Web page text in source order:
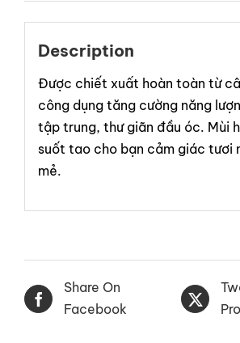
Description
Được chiết xuất hoàn toàn từ
công dụng tăng cường năng
tập trung, thư giãn đầu óc. Mùi
suốt tao cho bạn cảm giác tươi
mẻ.
Share On
Facebook